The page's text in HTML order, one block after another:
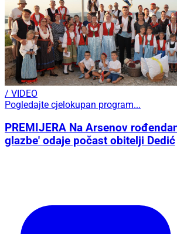
/ VIDEO
Pogledajte cjelokupan program...
PREMIJERA Na Arsenov
glazbe' odaje počast obitelji Dedić